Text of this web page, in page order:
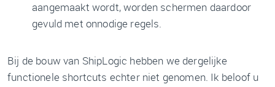
aangemaakt wordt, worden schermen daardoor
gevuld met onnodige regels.
Bij de bouw van ShipLogic hebben we dergelijke
functionele shortcuts echter niet genomen. Ik beloof u